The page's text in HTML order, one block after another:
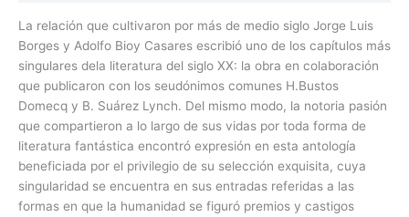
La relación que cultivaron por más de medio siglo Jorge Luis
Borges y Adolfo Bioy Casares escribió uno de los capítulos más
singulares dela literatura del siglo XX: la obra en colaboración
que publicaron con los seudónimos comunes H.Bustos
Domecq y B. Suárez Lynch. Del mismo modo, la notoria pasión
que compartieron a lo largo de sus vidas por toda forma de
literatura fantástica encontró expresión en esta antología
beneficiada por el privilegio de su selección exquisita, cuya
singularidad se encuentra en sus entradas referidas a las
formas en que la humanidad se figuró premios y castigos